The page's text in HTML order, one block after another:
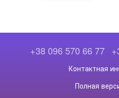
+38 096 570 66 77
Контактная
Полная